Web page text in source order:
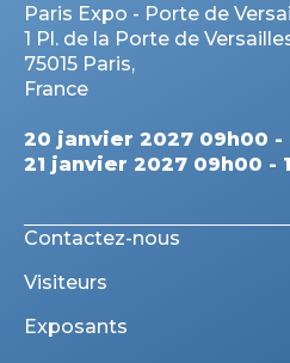
Paris Expo - Porte de
1 Pl. de la Porte de
75015 Paris,
France
20 janvier 2027 09h00 -
21 janvier 2027 09h00 -
Contactez-nous
Visiteurs
Exposants